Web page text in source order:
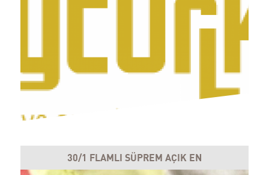
30/1 FLAMLI SÜPREM AÇIK EN